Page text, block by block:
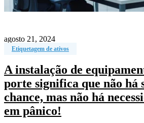
agosto 21, 2024
Etiquetagem de ativos
A instalação de
porte significa que não há
chance, mas não há
em pânico!